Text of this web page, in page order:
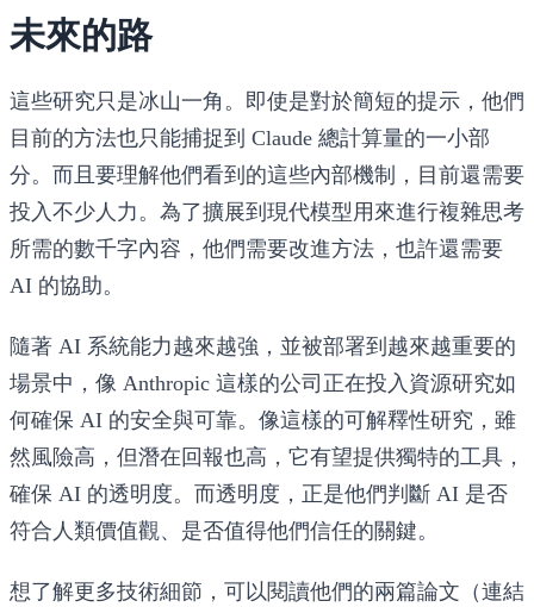
未來的路
這些研究只是冰山一角。即使是對於簡短的提示，他們
目前的方法也只能捕捉到 Claude 總計算量的一小部
分。而且要理解他們看到的這些內部機制，目前還需要
投入不少人力。為了擴展到現代模型用來進行複雜思考
所需的數千字內容，他們需要改進方法，也許還需要
AI 的協助。
隨著 AI 系統能力越來越強，並被部署到越來越重要的
場景中，像 Anthropic 這樣的公司正在投入資源研究如
何確保 AI 的安全與可靠。像這樣的可解釋性研究，雖
然風險高，但潛在回報也高，它有望提供獨特的工具，
確保 AI 的透明度。而透明度，正是他們判斷 AI 是否
符合人類價值觀、是否值得他們信任的關鍵。
想了解更多技術細節，可以閱讀他們的兩篇論文（連結